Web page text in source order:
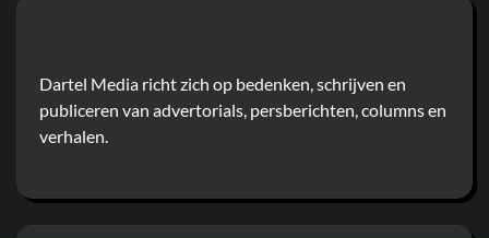
Dartel Media richt zich op bedenken, schrijven en
publiceren van advertorials, persberichten, columns en
verhalen.